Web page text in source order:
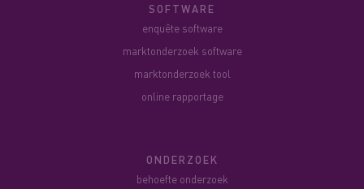
SOFTWARE
enquête software
marktonderzoek software
marktonderzoek tool
online rapportage
ONDERZOEK
behoefte onderzoek